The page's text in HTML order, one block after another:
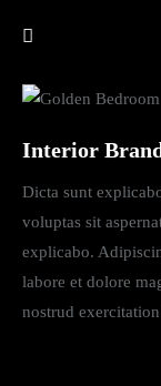
Interior
Dicta sunt
voluptas sit
explicabo.
labore et dolore
nostrud